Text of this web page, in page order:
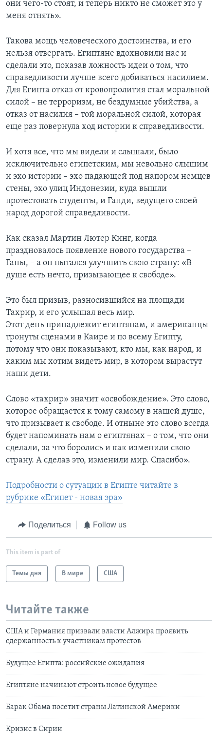
они чего-то стоят, и теперь никто не сможет это у
меня отнять».
Такова мощь человеческого достоинства, и его
нельзя отвергать. Египтяне вдохновили нас и
сделали это, показав ложность идеи о том, что
справедливости лучше всего добиваться насилием.
Для Египта отказ от кровопролития стал моральной
силой – не терроризм, не бездумные убийства, а
отказ от насилия – той моральной силой, которая
еще раз повернула ход истории к справедливости.
И хотя все, что мы видели и слышали, было
исключительно египетским, мы невольно слышим
и эхо истории – эхо падающей под напором немцев
стены, эхо улиц Индонезии, куда вышли
протестовать студенты, и Ганди, ведущего своей
народ дорогой справедливости.
Как сказал Мартин Лютер Кинг, когда
праздновалось появление нового государства –
Ганы, – а он пытался улучшить свою страну: «В
душе есть нечто, призывающее к свободе».
Это был призыв, разносившийся на площади
Тахрир, и его услышал весь мир.
Этот день принадлежит египтянам, и американцы
тронуты сценами в Каире и по всему Египту,
потому что они показывают, кто мы, как народ, и
каким мы хотим видеть мир, в котором вырастут
наши дети.
Слово «тахрир» значит «освобождение». Это слово,
которое обращается к тому самому в нашей душе,
что призывает к свободе. И отныне это слово всегда
будет напоминать нам о египтянах – о том, что они
сделали, за что боролись и как изменили свою
страну. А сделав это, изменили мир. Спасибо».
Подробности о сутуации в Египте читайте в
рубрике «Египет - новая эра»
Поделиться Follow us
This item is part of
Темы дня В мире США
Читайте также
США и Германия призвали власти Алжира проявить
сдержанность к участникам протестов
Будущее Египта: российские ожидания
Египтяне начинают строить новое будущее
Барак Обама посетит страны Латинской Америки
Кризис в Сирии